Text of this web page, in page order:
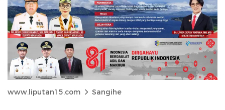
www.liputan15.com Sangihe